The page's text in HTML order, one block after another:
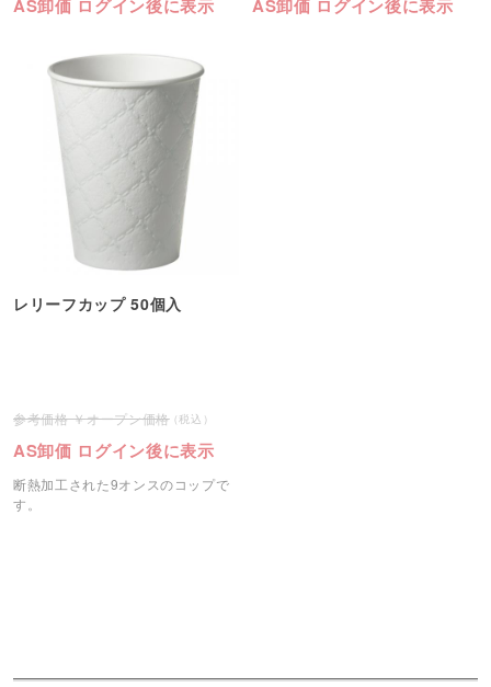
AS卸価 ログイン後に表示 AS卸価 ログイン後に表示
レリーフカップ 50個入
オープン価格
AS卸価 ログイン後に表示
断熱加工された9オンスのコップで
す。